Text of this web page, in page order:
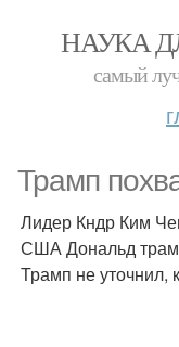
НАУКА
самый
Трамп
Лидер Кндр Ким
США Дональд
Трамп не